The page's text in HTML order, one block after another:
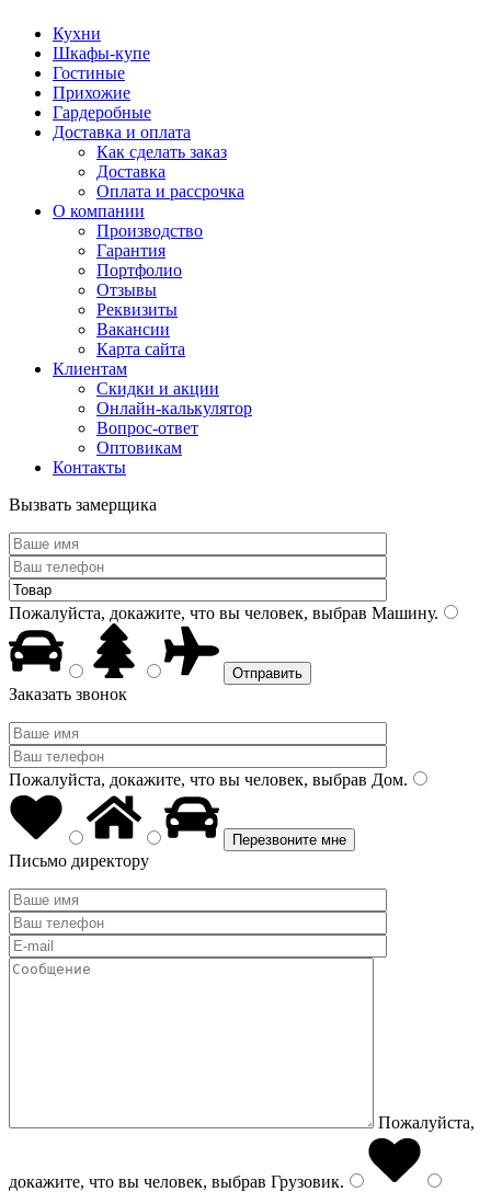
Кухни
Шкафы-купе
Гостиные
Прихожие
Гардеробные
Доставка и оплата
Как сделать заказ
Доставка
Оплата и рассрочка
О компании
Производство
Гарантия
Портфолио
Отзывы
Реквизиты
Вакансии
Карта сайта
Клиентам
Скидки и акции
Онлайн-калькулятор
Вопрос-ответ
Оптовикам
Контакты
Вызвать замерщика
Пожалуйста, докажите, что вы человек, выбрав Машину.
Заказать звонок
Пожалуйста, докажите, что вы человек, выбрав Дом.
Письмо директору
Пожалуйста,
докажите, что вы человек, выбрав Грузовик.